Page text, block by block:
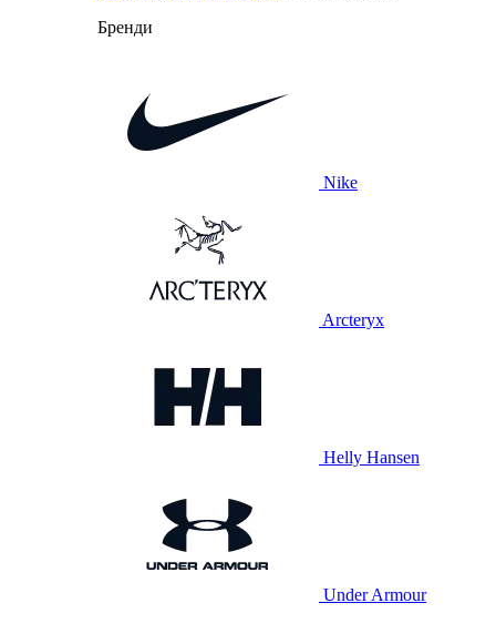
Бренди
Nike
Arcteryx
Helly Hansen
Under Armour